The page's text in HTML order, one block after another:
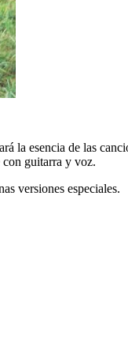
la esencia de las
con guitarra y voz.
versiones especiales.